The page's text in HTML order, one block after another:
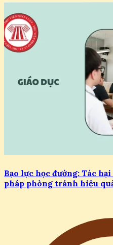
Bạo lực học đường: Tác
pháp phòng tránh hiệu